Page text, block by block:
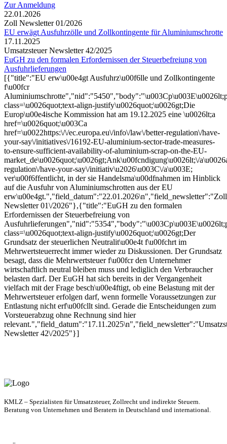
Zur Anmeldung
22.01.2026
Zoll Newsletter 01/2026
EU erwägt Ausfuhrzölle und Zollkontingente für Aluminiumschrotte
17.11.2025
Umsatzsteuer Newsletter 42/2025
EuGH zu den formalen Erfordernissen der Steuerbefreiung von
Ausfuhrlieferungen
[{"title":"EU erw\u00e4gt Ausfuhrz\u00f6lle und Zollkontingente
f\u00fcr
class=\u0026quot;text-align-justify\u0026quot;\u0026gt;Die
Europ\u00e4ische Kommission hat am 19.12.2025 eine \u0026lt;a
href=\u0026quot;\u003Ca
href=\u0022https:\/\/ec.europa.eu\/info\/law\/better-regulation\/have-
your-say\/initiatives\/16192-EU-aluminium-sector-trade-measures-
to-ensure-sufficient-availability-of-aluminium-scrap-on-the-EU-
market_de\u0026quot;\u0026gt;Ank\u00fcndigung\u0026lt;\/
regulation\/have-your-say\/initiativ\u2026\u003C\/a\u003E;
ver\u00f6ffentlicht, in der sie Handelsma\u00dfnahmen im Hinblick
auf die Ausfuhr von Aluminiumschrotten aus der EU
erw\u00e4gt.","field_datum":"22.01.2026\n","field_newsletter":"Zoll
Newsletter 01\/2026"},{"title":"EuGH zu den formalen
Erfordernissen der Steuerbefreiung von
class=\u0026quot;text-align-justify\u0026quot;\u0026gt;Der
Grundsatz der steuerlichen Neutralit\u00e4t f\u00fchrt im
Mehrwertsteuerrecht immer wieder zu Diskussionen. Der Grundsatz
besagt, dass die Mehrwertsteuer f\u00fcr den Unternehmer
wirtschaftlich neutral bleiben muss und lediglich den Verbraucher
belasten darf. Der EuGH hat sich bereits in der Vergangenheit
vielfach mit der Frage besch\u00e4ftigt, ob eine Belastung mit der
Mehrwertsteuer erfolgen darf, wenn formelle Voraussetzungen zur
Entlastung nicht erf\u00fcllt sind. Gerade die Entscheidungen zum
Vorsteuerabzug ohne Rechnung sind hier
Newsletter 42\/2025"}]
KMLZ – Spezialisten für Umsatzsteuer, Zollrecht und indirekte Steuern.
Beratung von Unternehmen und Beratern in Deutschland und international.